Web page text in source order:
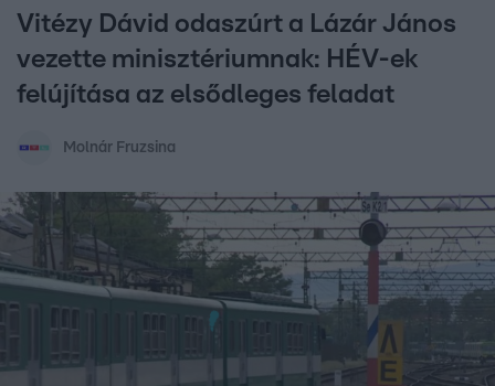
Vitézy Dávid odaszúrt a Lázár János
vezette minisztériumnak: HÉV-ek
felújítása az elsődleges feladat
Molnár Fruzsina